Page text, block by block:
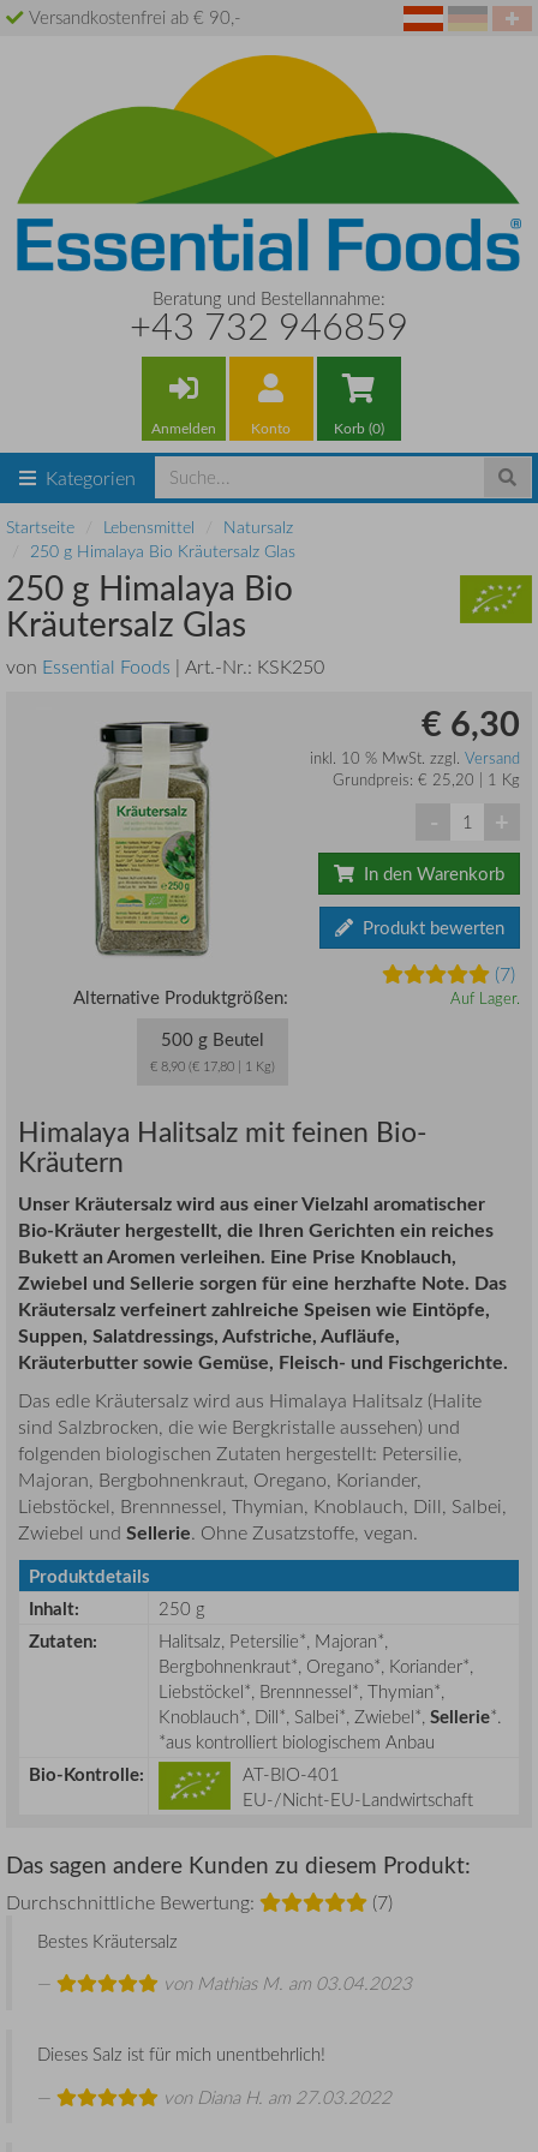
Versandkostenfrei ab € 90,-
Beratung und Bestellannahme:
+43 732 946859
Anmelden Konto Korb (0)
Kategorien
Startseite Lebensmittel
Natursalz
250 g Himalaya Bio Kräutersalz Glas
250 g Himalaya Bio
Kräutersalz Glas
von Essential Foods | Art.-Nr.: KSK250
€ 6,30
inkl. 10 % MwSt. zzgl. Versand
Grundpreis: € 25,20 | 1 Kg
- +
In den Warenkorb
Produkt bewerten
(7)
Auf Lager.
Alternative Produktgrößen:
500 g Beutel
€ 8,90 (€ 17,80 | 1 Kg)
Himalaya Halitsalz mit feinen Bio-
Kräutern
Unser Kräutersalz wird aus einer Vielzahl aromatischer
Bio-Kräuter hergestellt, die Ihren Gerichten ein reiches
Bukett an Aromen verleihen. Eine Prise Knoblauch,
Zwiebel und Sellerie sorgen für eine herzhafte Note. Das
Kräutersalz verfeinert zahlreiche Speisen wie Eintöpfe,
Suppen, Salatdressings, Aufstriche, Aufläufe,
Kräuterbutter sowie Gemüse, Fleisch- und Fischgerichte.
Das edle Kräutersalz wird aus Himalaya Halitsalz (Halite
sind Salzbrocken, die wie Bergkristalle aussehen) und
folgenden biologischen Zutaten hergestellt: Petersilie,
Majoran, Bergbohnenkraut, Oregano, Koriander,
Liebstöckel, Brennnessel, Thymian, Knoblauch, Dill, Salbei,
Zwiebel und Sellerie. Ohne Zusatzstoffe, vegan.
Produktdetails
Inhalt: 250 g
Zutaten:
Halitsalz, Petersilie*, Majoran*,
Bergbohnenkraut*, Oregano*, Koriander*,
Liebstöckel*, Brennnessel*, Thymian*,
Knoblauch*, Dill*, Salbei*, Zwiebel*, Sellerie*.
*aus kontrolliert biologischem Anbau
Bio-Kontrolle:
AT-BIO-401
EU-/Nicht-EU-Landwirtschaft
Das sagen andere Kunden zu diesem Produkt:
Durchschnittliche Bewertung: (7)
Bestes Kräutersalz
von Mathias M. am 03.04.2023
Dieses Salz ist für mich unentbehrlich!
von Diana H. am 27.03.2022